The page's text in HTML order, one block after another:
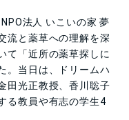
法人 いこいの家 夢
流と薬草への理解を深
て「近所の薬草探しに
。当日は、ドリームハ
田光正教授、香川聡子
る教員や有志の学生4